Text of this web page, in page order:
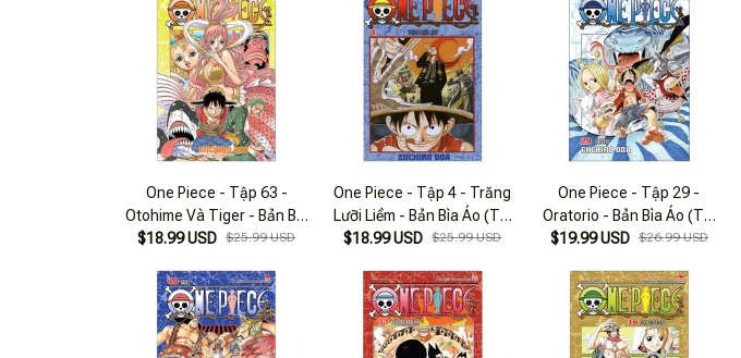
One Piece - Tập 63 -
Otohime Và Tiger - Bản Bìa
Áo (Tái Bản 2025)
$18.99 USD $25.99 USD
One Piece - Tập 4 - Trăng
Lưỡi Liềm - Bản Bìa Áo (Tái
Bản 2025)
$18.99 USD $25.99 USD
One Piece - Tập 29 -
Oratorio - Bản Bìa Áo (Tái
Bản 2022)
$19.99 USD $26.99 USD